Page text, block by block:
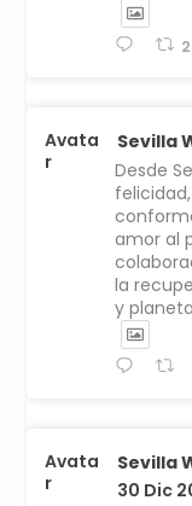
2
Avata
r
Sevilla
Desde
amor al
la
y
Avata
r
Sevilla
30 Dic